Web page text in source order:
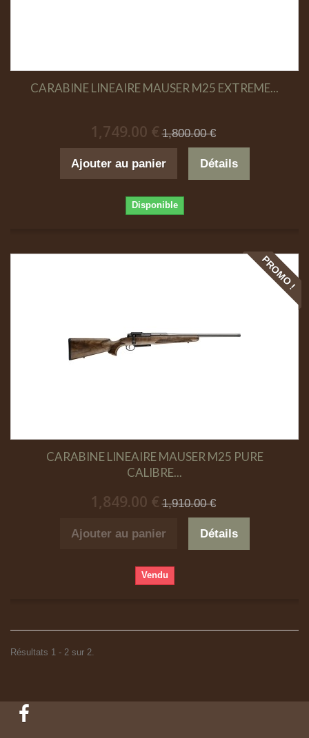
CARABINE LINEAIRE MAUSER M25 EXTREME...
1,749.00 € 1,800.00 €
Ajouter au panier Détails
Disponible
PROMO !
CARABINE LINEAIRE MAUSER M25 PURE
CALIBRE...
1,849.00 € 1,910.00 €
Ajouter au panier Détails
Vendu
Résultats 1 - 2 sur 2.